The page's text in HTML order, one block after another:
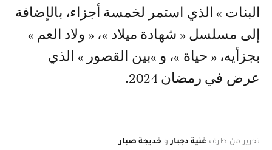
البنات » الذي استمر لخمسة أجزاء، بالإضافة
إلى مسلسل « شهادة ميلاد »، « ولاد العم »
بجزأيه، « حياة »، و »بين القصور » الذي
عرض في رمضان 2024.
تحرير من طرف غنية دجبار و خديجة صبار